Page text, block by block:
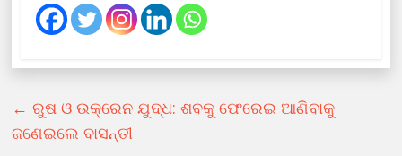
← ରୁଷ ଓ ଉକ୍ରେନ ଯୁଦ୍ଧ: ଶବକୁ ଫେରେଇ ଆଣିବାକୁ
ଜଣେଇଲେ ବାସନ୍ତୀ